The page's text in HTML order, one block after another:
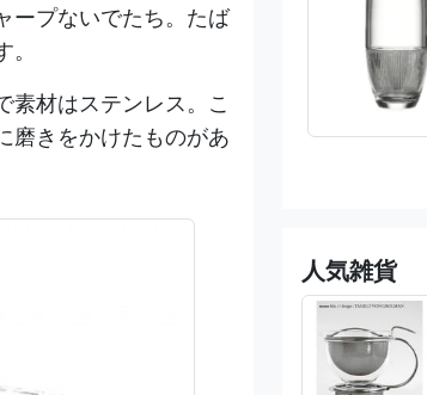
ープないでたち。たば
素材はステンレス。こ
磨きをかけたものがあ
人気雑貨